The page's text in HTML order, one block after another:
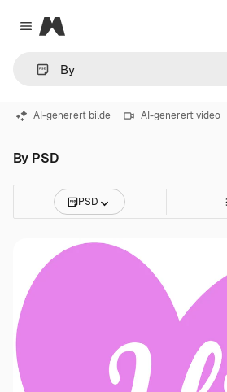
Close menu
Magnific
AI-generert bilde AI-generert video
By PSD
PSD